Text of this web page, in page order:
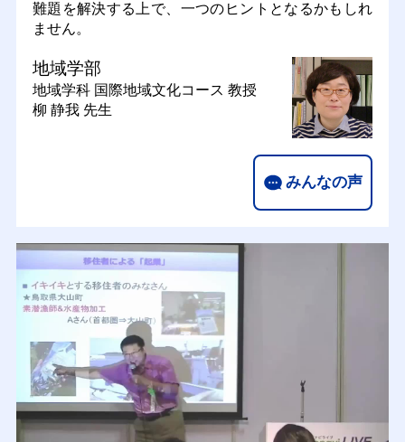
難題を解決する上で、一つのヒントとなるかもしれ
ません。
地域学部
地域学科 国際地域文化コース 教授
柳 静我 先生
みんなの声